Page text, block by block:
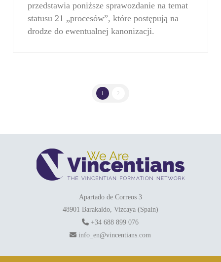
przedstawia poniższe sprawozdanie na temat
statusu 21 „procesów”, które postępują na
drodze do ewentualnej kanonizacji.
1
Apartado de Correos 3
48901 Barakaldo, Vizcaya (Spain)
+34 688 899 076
info_en@vincentians.com